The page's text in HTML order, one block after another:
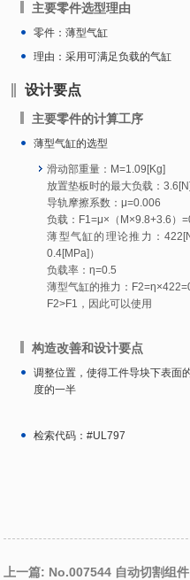
主要零件选型理由
零件：薄型气缸
理由：采用可满足负载的气缸
设计要点
主要零件的计算工序
薄型气缸的选型
滑动部重量：M=1.09[Kg]
放置垫板时的最大负载：3.6[N]
导轨摩擦系数：μ=0.006
负载：F1=μ×（M×9.8+3.6）
薄型气缸的理论推力：
0.4[MPa]）
负载率：η=0.5
薄型气缸的推力：
F2>F1，因此可以使用
构造改善和设计要点
调整位置，使得工件导块下表面
度的一半
检索代码：#UL797
上一篇: No.007544 自动切割组件